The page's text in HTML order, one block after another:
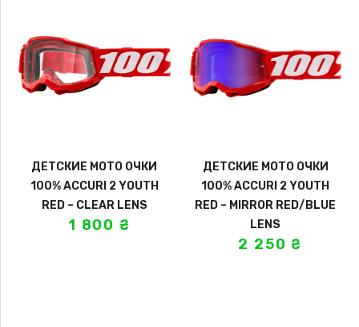
ДЕТСКИЕ МОТО ОЧКИ
100% ACCURI 2 YOUTH
RED – CLEAR LENS
1 800 ₴
ДЕТСКИЕ МОТО ОЧКИ
100% ACCURI 2 YOUTH
RED – MIRROR RED/BLUE
LENS
2 250₴